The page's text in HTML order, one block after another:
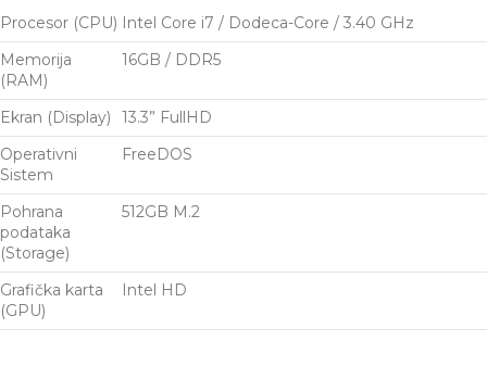
Procesor (CPU) Intel Core i7 / Dodeca-Core / 3.40 GHz
Memorija
(RAM)
16GB / DDR5
Ekran (Display)
13.3” FullHD
Operativni
Sistem
FreeDOS
Pohrana
podataka
(Storage)
512GB M.2
Grafička karta
(GPU)
Intel HD